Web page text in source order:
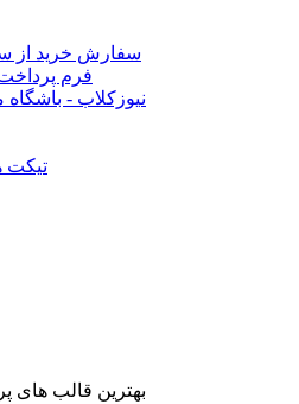
سفارش خرید از
فرم پرداخت
نیوزکلاب - باشگاه
تیکت
بهترین قالب های